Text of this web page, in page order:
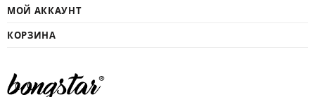
МОЙ АККАУНТ
КОРЗИНА